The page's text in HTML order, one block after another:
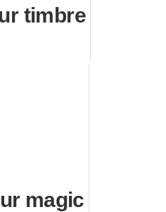
timbre
magic